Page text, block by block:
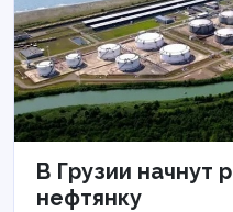
В Грузии начнут
нефтянку